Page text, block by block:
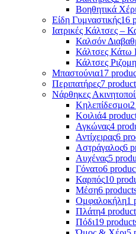
Βοηθητικά
Είδη Γυμναστικής16
Ιατρικές Κάλτσες –
Καλσόν
Κάλτσες Κάτω
Κάλτσες
Μπαστούνια17
Περιπατήρες7
Νάρθηκες
Κηλεπίδεσμοι
Κοιλιά4
Αγκώνας4
Αντίχειρας6
Αστράγαλος6
Αυχένας5
Γόνατο6
Καρπός10
Μέση6
Ομφαλοκήλη1
Πλάτη4
Πόδι19